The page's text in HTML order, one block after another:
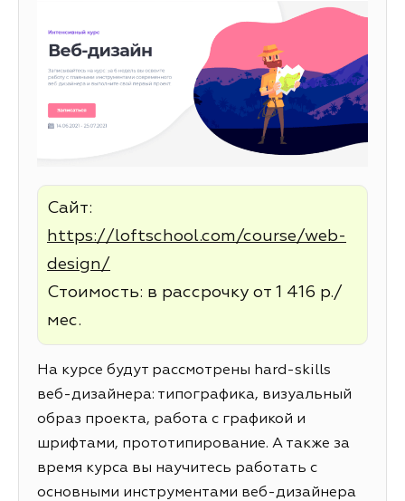
Сайт:
https://loftschool.com/course/web-
design/
Стоимость: в рассрочку от 1 416 р./
мес.
На курсе будут рассмотрены hard-skills
веб-дизайнера: типографика, визуальный
образ проекта, работа с графикой и
шрифтами, прототипирование. А также за
время курса вы научитесь работать с
основными инструментами веб-дизайнера